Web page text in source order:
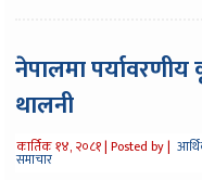
नेपालमा पर्यावरणीय
थालनी
कार्तिक १४, २०८१ |Posted by |
समाचार